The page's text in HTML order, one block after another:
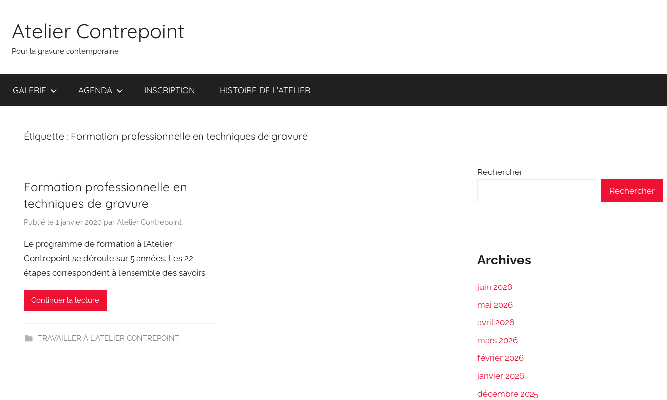
contenu
Atelier Contrepoint
Pour la gravure contemporaine
GALERIE AGENDA INSCRIPTION HISTOIRE DE L’ATELIER
Étiquette : Formation professionnelle en techniques de gravure
Formation professionnelle en
techniques de gravure
Publié le 1 janvier 2020 par Atelier Contrepoint
Le programme de formation à l’Atelier
Contrepoint se déroule sur 5 années. Les 22
étapes correspondent à l’ensemble des savoirs
Continuer la lecture
TRAVAILLER À L'ATELIER CONTREPOINT
Rechercher
Rechercher
Archives
juin 2026
mai 2026
avril 2026
mars 2026
février 2026
janvier 2026
décembre 2025